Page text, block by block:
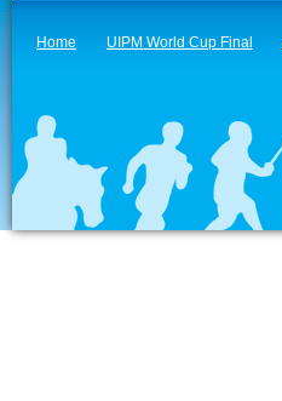
Home UIPM World Cup Final